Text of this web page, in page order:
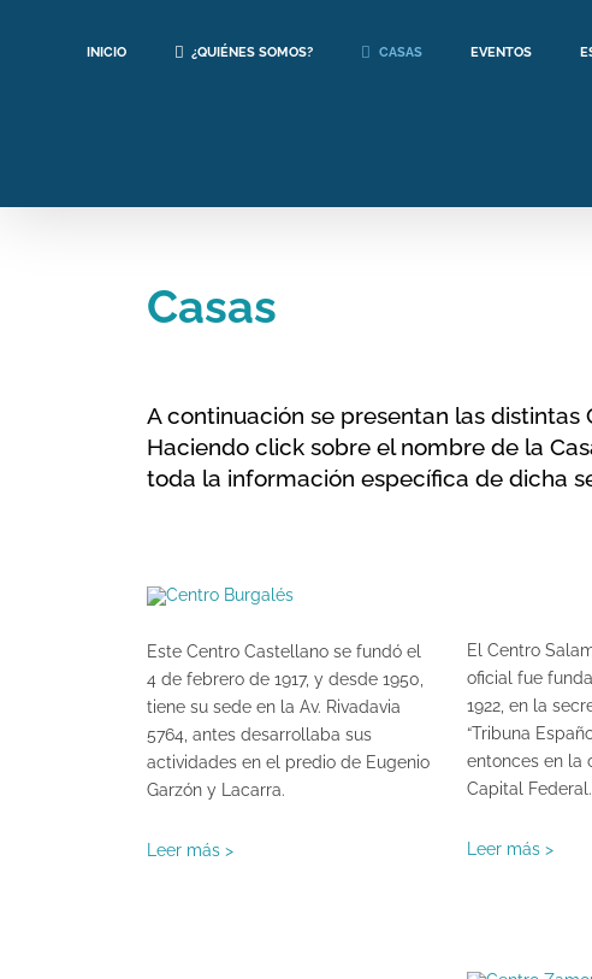
INICIO ¿QUIÉNES SOMOS? CASAS EVENTOS
Casas
A continuación se presentan las distintas
Haciendo click sobre el nombre de la
toda la información específica de dicha
Este Centro Castellano se fundó el
4 de febrero de 1917, y desde 1950,
tiene su sede en la Av. Rivadavia
5764, antes desarrollaba sus
actividades en el predio de Eugenio
Garzón y Lacarra.
Leer más >
El Centro
oficial fue
1922, en la
“Tribuna
entonces en la
Capital Federal.
Leer más >